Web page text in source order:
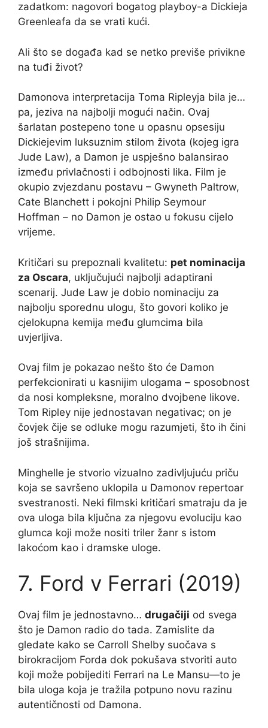
zadatkom: nagovori bogatog playboy-a Dickieja
Greenleafa da se vrati kući.
Ali što se događa kad se netko previše privikne
na tuđi život?
Damonova interpretacija Toma Ripleyja bila je…
pa, jeziva na najbolji mogući način. Ovaj
šarlatan postepeno tone u opasnu opsesiju
Dickiejevim luksuznim stilom života (kojeg igra
Jude Law), a Damon je uspješno balansirao
između privlačnosti i odbojnosti lika. Film je
okupio zvjezdanu postavu – Gwyneth Paltrow,
Cate Blanchett i pokojni Philip Seymour
Hoffman – no Damon je ostao u fokusu cijelo
vrijeme.
Kritičari su prepoznali kvalitetu: pet nominacija
za Oscara, uključujući najbolji adaptirani
scenarij. Jude Law je dobio nominaciju za
najbolju sporednu ulogu, što govori koliko je
cjelokupna kemija među glumcima bila
uvjerljiva.
Ovaj film je pokazao nešto što će Damon
perfekcionirati u kasnijim ulogama – sposobnost
da nosi kompleksne, moralno dvojbene likove.
Tom Ripley nije jednostavan negativac; on je
čovjek čije se odluke mogu razumjeti, što ih čini
još strašnijima.
Minghelle je stvorio vizualno zadivljujuću priču
koja se savršeno uklopila u Damonov repertoar
svestranosti. Neki filmski kritičari smatraju da je
ova uloga bila ključna za njegovu evoluciju kao
glumca koji može nositi triler žanr s istom
lakoćom kao i dramske uloge.
7. Ford v Ferrari (2019)
Ovaj film je jednostavno… drugačiji od svega
što je Damon radio do tada. Zamislite da
gledate kako se Carroll Shelby suočava s
birokracijom Forda dok pokušava stvoriti auto
koji može pobijediti Ferrari na Le Mansu—to je
bila uloga koja je tražila potpuno novu razinu
autentičnosti od Damona.